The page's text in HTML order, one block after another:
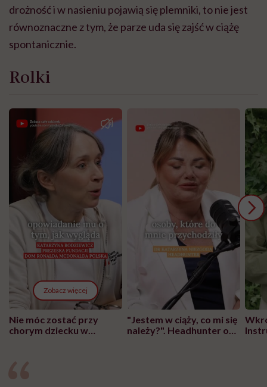
drożność i w nasieniu pojawią się plemniki, to nie jest
równoznaczne z tym, że parze uda się zajść w ciążę
spontanicznie.
Rolki
Zobacz więcej
Nie móc zostać przy
chorym dziecku w
"Jestem w ciąży, co mi się
należy?". Headhunter o